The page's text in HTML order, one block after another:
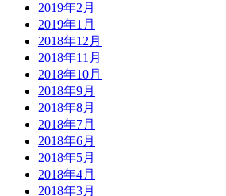
2019年2月
2019年1月
2018年12月
2018年11月
2018年10月
2018年9月
2018年8月
2018年7月
2018年6月
2018年5月
2018年4月
2018年3月